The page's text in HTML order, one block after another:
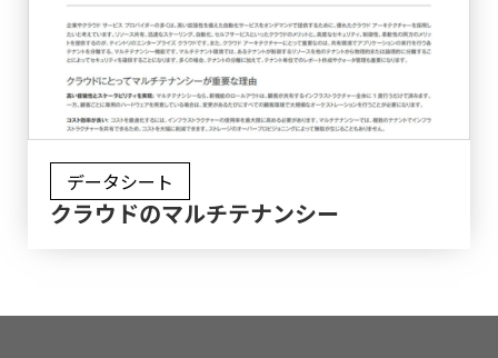
データシート
クラウドのマルチテナンシー